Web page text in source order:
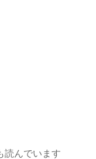
読んでいます